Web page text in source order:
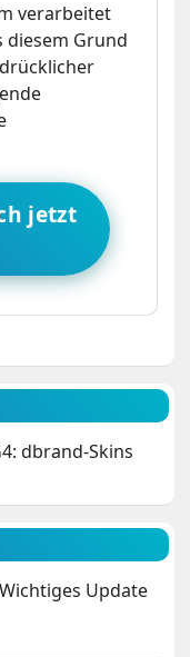
verarbeitet
diesem Grund
jetzt
dbrand-Skins
Update